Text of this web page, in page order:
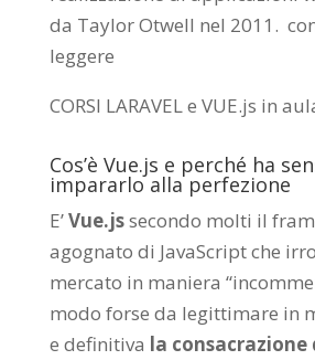
da Taylor Otwell nel 2011.
leggere
CORSI LARAVEL e VUE.js in
Cos’è Vue.js e perché ha
impararlo alla perfezione
E’Vue.jssecondo molti il
agognato di JavaScript che
mercato in maniera
modo forse da legittimare in
e definitiva la consacrazione